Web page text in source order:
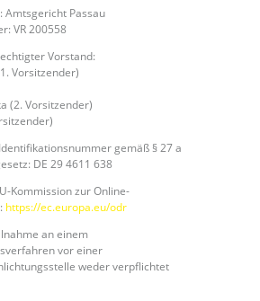
Amtsgericht Passau
VR 200558
Vorstand:
Vorsitzender)
(2. Vorsitzender)
gemäß § 27 a
DE 29 4611 638
Kommission zur Online-
https://ec.europa.eu/odr
an einem
vor einer
weder verpflichtet